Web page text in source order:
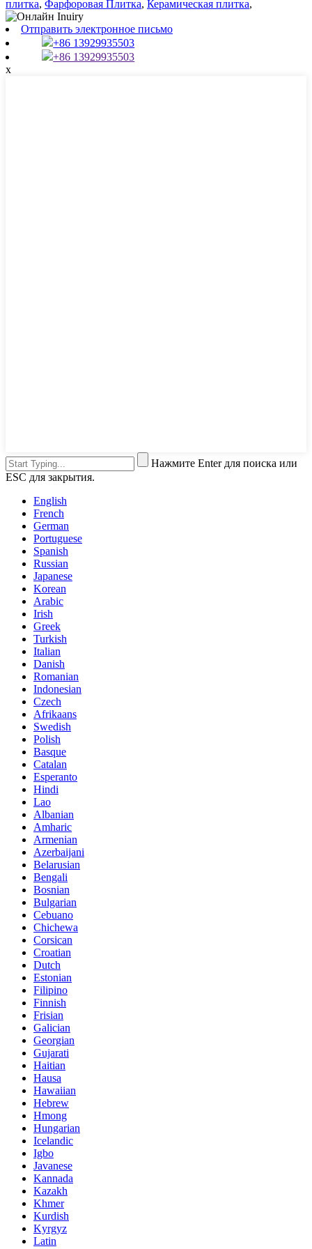
плитка, Фарфоровая Плитка, Керамическая плитка,
Отправить электронное письмо
+86 13929935503
+86 13929935503
x
Нажмите Enter для поиска или
ESC для закрытия.
English
French
German
Portuguese
Spanish
Russian
Japanese
Korean
Arabic
Irish
Greek
Turkish
Italian
Danish
Romanian
Indonesian
Czech
Afrikaans
Swedish
Polish
Basque
Catalan
Esperanto
Hindi
Lao
Albanian
Amharic
Armenian
Azerbaijani
Belarusian
Bengali
Bosnian
Bulgarian
Cebuano
Chichewa
Corsican
Croatian
Dutch
Estonian
Filipino
Finnish
Frisian
Galician
Georgian
Gujarati
Haitian
Hausa
Hawaiian
Hebrew
Hmong
Hungarian
Icelandic
Igbo
Javanese
Kannada
Kazakh
Khmer
Kurdish
Kyrgyz
Latin